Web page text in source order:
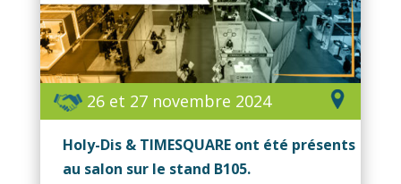
26 et 27 novembre 2024
Holy-Dis & TIMESQUARE ont été présents
au salon sur le stand B105.